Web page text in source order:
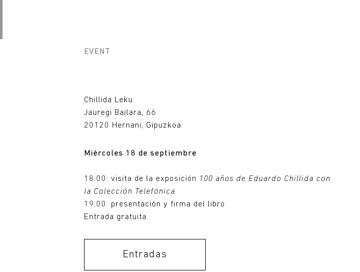
EVENT
Chillida Leku
Jauregi Bailara, 66
20120 Hernani, Gipuzkoa
Miércoles 18 de septiembre
18:00: visita de la exposición 100 años de Eduardo Chillida con
la Colección Telefónica
19:00: presentación y firma del libro
Entrada gratuita
Entradas